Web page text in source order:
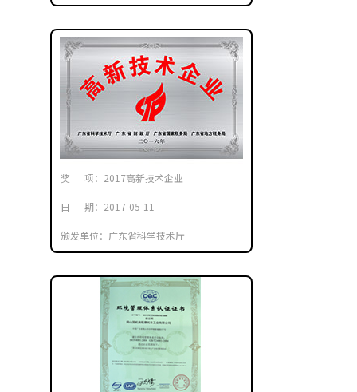
奖 项：2017高新技术企业
日 期：2017-05-11
颁发单位：广东省科学技术厅